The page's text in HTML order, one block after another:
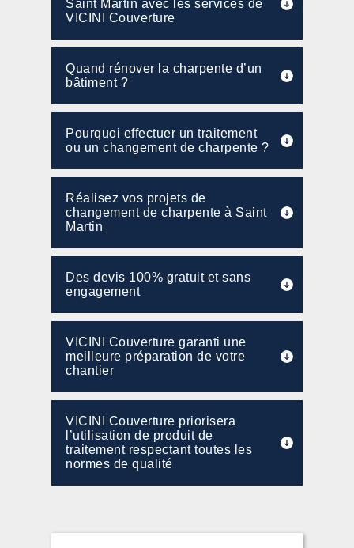
Saint Martin avec les services de
VICINI Couverture
Quand rénover la charpente d’un
bâtiment ?
Pourquoi effectuer un traitement
ou un changement de charpente ?
Réalisez vos projets de
changement de charpente à Saint
Martin
Des devis 100% gratuit et sans
engagement
VICINI Couverture garanti une
meilleure préparation de votre
chantier
VICINI Couverture priorisera
l’utilisation de produit de
traitement respectant toutes les
normes de qualité